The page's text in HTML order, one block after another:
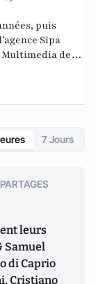
puis
Sipa
de
Images et de
avec Le
7 Jours
leurs
Samuel
di Caprio
Cristiano